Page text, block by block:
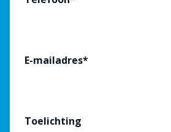
E-mailadres*
Toelichting